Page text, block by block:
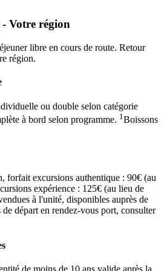
Votre région
libre en cours de route. Retour
région.
ou double selon catégorie
à bord selon programme. 1 Boissons
forfait excursions authentique : 90€ (au
expérience : 125€ (au lieu de
à l'unité, disponibles auprès de
départ en rendez-vous port, consulter
de moins de 10 ans valide après la